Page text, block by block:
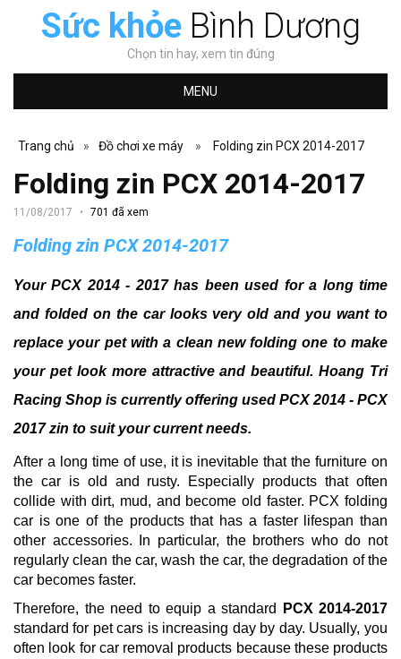
Sức khỏeBình Dương
Chọn tin hay, xem tin đúng
MENU
Trang chủ » Đồ chơi xe máy » Folding zin PCX 2014-2017
Folding zin PCX 2014-2017
11/08/2017 701 đã xem
Folding zin PCX 2014-2017
Your PCX 2014 - 2017 has been used for a long time
and folded on the car looks very old and you want to
replace your pet with a clean new folding one to make
your pet look more attractive and beautiful.Hoang Tri
Racing Shop is currently offering used PCX 2014 - PCX
2017 zin to suit your current needs.
After a long time of use, it is inevitable that the furniture on
the car is old and rusty. Especially products that often
collide with dirt, mud, and become old faster. PCX folding
car is one of the products that has a faster lifespan than
other accessories.
In particular, the brothers who do not
regularly clean the car, wash the car, the degradation of the
car becomes faster.
Therefore, the need to equip a standard
PCX 2014-2017
standard for petcars is increasing day by day. Usually, you
often look for car removal products because these products